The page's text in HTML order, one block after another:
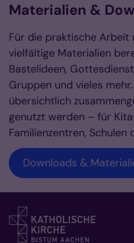
Materialien &
Für die praktische Arbeit
vielfältige Materialien
Bastelideen,
Gruppen und vieles
übersichtlich
genutzt werden – für
Familienzentren, Schulen
Downloads &